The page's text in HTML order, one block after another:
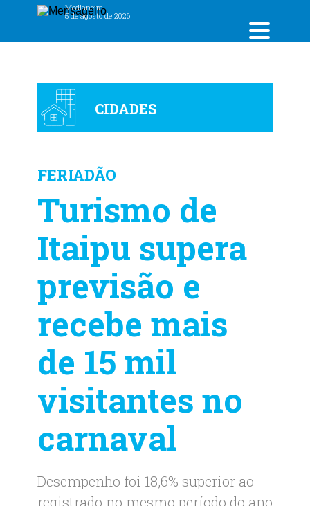
Medianeira,
5 de agosto de 2026
CIDADES
FERIADÃO
Turismo de
Itaipu supera
previsão e
recebe mais
de 15 mil
visitantes no
carnaval
Desempenho foi 18,6% superior ao
registrado no mesmo período do ano